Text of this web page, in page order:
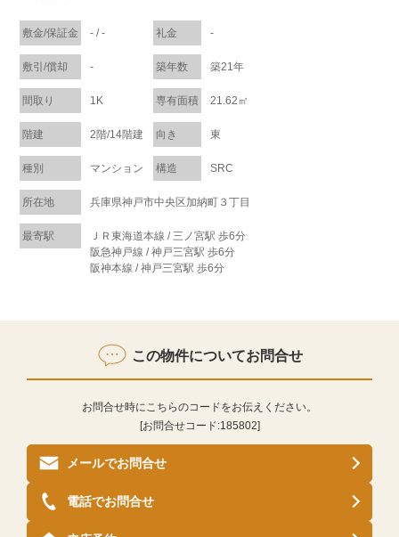
敷金/保証金 - / - 礼金 -
敷引/償却 - 築年数 築21年
間取り 1K 専有面積 21.62㎡
階建 2階/14階建 向き 東
種別 マンション 構造 SRC
所在地 兵庫県神戸市中央区加納町３丁目
最寄駅
ＪＲ東海道本線 / 三ノ宮駅 歩6分
阪急神戸線 / 神戸三宮駅 歩6分
阪神本線 / 神戸三宮駅 歩6分
この物件についてお問合せ
お問合せ時にこちらのコードをお伝えください。
[お問合せコード:185802]
メールでお問合せ
電話でお問合せ